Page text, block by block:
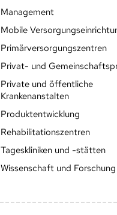
Management
Mobile
Primärversorgungszentren
Privat- und
Private und öffentliche
Krankenanstalten
Produktentwicklung
Rehabilitationszentren
Tageskliniken und -stätten
Wissenschaft und Forschung